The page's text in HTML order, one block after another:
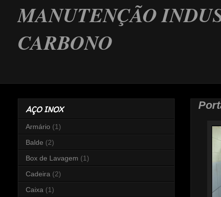
MANUTENÇÃO
CARBONO
AÇO INOX
Armário (1)
Balde (2)
Box de Lavagem (1)
Cadeira (2)
Caixa (1)